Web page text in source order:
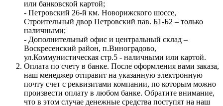
или банковской картой;
- Петровский 26-й км. Новорижского шоссе,
Строительный двор Петровский пав. Б1-Б2 – только
наличными;
- Дополнительный офис и центральный склад –
Воскресенский район, п.Виноградово,
ул.Коммунистическая стр.5 - наличными или картой.
Оплата по счету в банке. После оформления вами заказа,
наш менеджер отправит на указанную электронную
почту счет с реквизитами компании, по которым можно
произвести оплату в любом банке. Обратите внимание,
что в этом случае денежные средства поступят на наш